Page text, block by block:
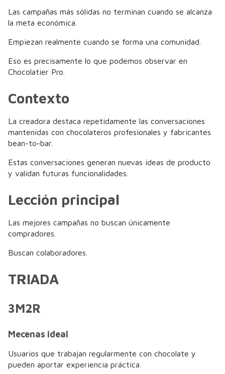
Las campañas más sólidas no terminan cuando se alcanza
la meta económica.
Empiezan realmente cuando se forma una comunidad.
Eso es precisamente lo que podemos observar en
Chocolatier Pro.
Contexto
La creadora destaca repetidamente las conversaciones
mantenidas con chocolateros profesionales y fabricantes
bean-to-bar.
Estas conversaciones generan nuevas ideas de producto
y validan futuras funcionalidades.
Lección principal
Las mejores campañas no buscan únicamente
compradores.
Buscan colaboradores.
TRIADA
3M2R
Mecenas ideal
Usuarios que trabajan regularmente con chocolate y
pueden aportar experiencia práctica.